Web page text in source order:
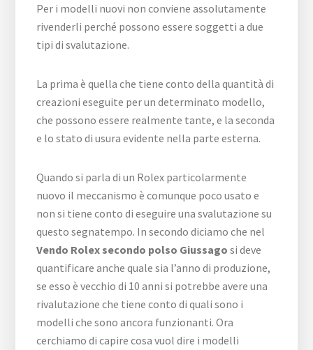
Per i modelli nuovi non conviene assolutamente
rivenderli perché possono essere soggetti a due
tipi di svalutazione.
La prima è quella che tiene conto della quantità di
creazioni eseguite per un determinato modello,
che possono essere realmente tante, e la seconda
e lo stato di usura evidente nella parte esterna.
Quando si parla di un Rolex particolarmente
nuovo il meccanismo è comunque poco usato e
non si tiene conto di eseguire una svalutazione su
questo segnatempo. In secondo diciamo che nel
Vendo Rolex secondo polso Giussago si deve
quantificare anche quale sia l’anno di produzione,
se esso è vecchio di 10 anni si potrebbe avere una
rivalutazione che tiene conto di quali sono i
modelli che sono ancora funzionanti. Ora
cerchiamo di capire cosa vuol dire i modelli